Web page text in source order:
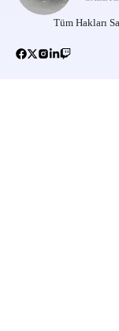
Tüm Hakları